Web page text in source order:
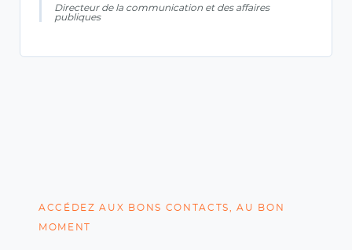
Directeur de la communication et des affaires
publiques
ACCÉDEZ AUX BONS CONTACTS, AU BON
MOMENT